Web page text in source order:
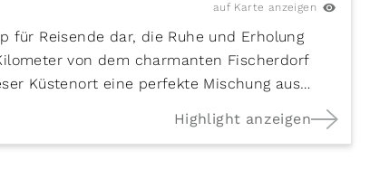
auf Karte anzeigen
Reisende dar, die Ruhe und Erholung
von dem charmanten Fischerdorf
Küstenort eine perfekte Mischung aus
die sanften Wellen des Atlantiks beruhigend
Highlight anzeigen